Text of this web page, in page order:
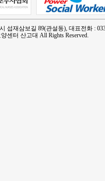
섭재삼보길 89(관설동), 대표전화 :
센터 산고대 All Rights Reserved.